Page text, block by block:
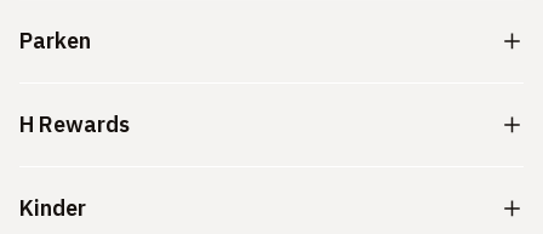
Parken
H Rewards
Kinder